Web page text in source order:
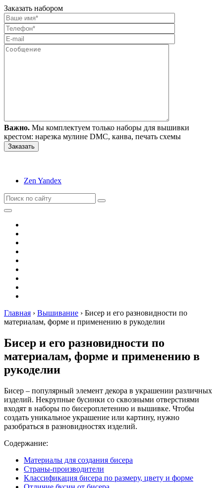
Заказать набором
Важно. Мы комплектуем только наборы для вышивки
крестом: нарезка мулине DMC, канва, печать схемы
Zen Yandex
Главная › Вышивание › Бисер и его разновидности по
материалам, форме и применению в рукоделии
Бисер и его разновидности по
материалам, форме и применению в
рукоделии
Бисер – популярный элемент декора в украшении различных
изделий. Некрупные бусинки со сквозными отверстиями
входят в наборы по бисероплетению и вышивке. Чтобы
создать уникальное украшение или картину, нужно
разобраться в разновидностях изделий.
Содержание:
Материалы для создания бисера
Страны-производители
Классификация бисера по размеру, цвету и форме